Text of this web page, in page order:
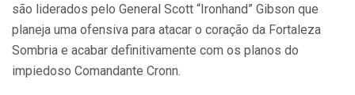
são liderados pelo General Scott “Ironhand” Gibson que
planeja uma ofensiva para atacar o coração da Fortaleza
Sombria e acabar definitivamente com os planos do
impiedoso Comandante Cronn.